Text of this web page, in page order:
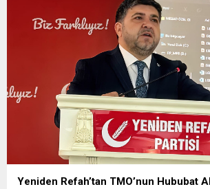
gözyaşı da, bir annenin umudu...
Yeniden Refah’tan TMO’nun Hububat